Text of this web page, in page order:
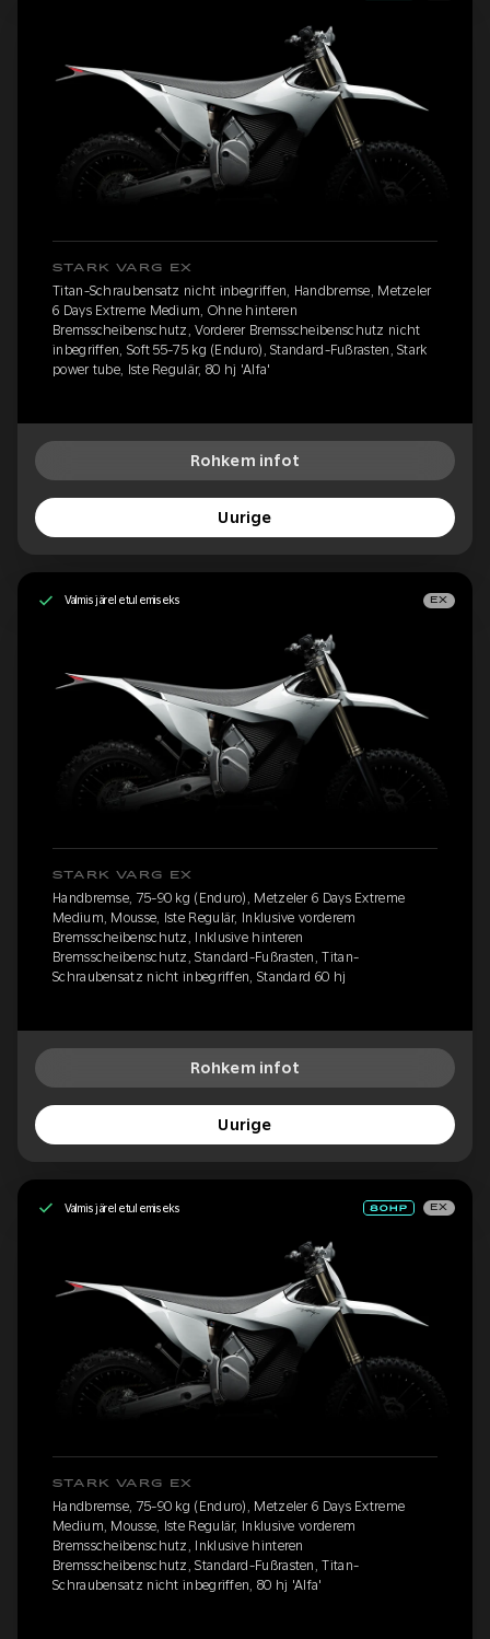
STARK VARG EX
Titan-Schraubensatz nicht inbegriffen, Handbremse, Metzeler
6 Days Extreme Medium, Ohne hinteren
Bremsscheibenschutz, Vorderer Bremsscheibenschutz nicht
inbegriffen, Soft 55-75 kg (Enduro), Standard-Fußrasten, Stark
power tube, Iste Regulär, 80 hj 'Alfa'
Rohkem infot
Uurige
Valmis järeletulemiseks EX
STARK VARG EX
Handbremse, 75-90 kg (Enduro), Metzeler 6 Days Extreme
Medium, Mousse, Iste Regulär, Inklusive vorderem
Bremsscheibenschutz, Inklusive hinteren
Bremsscheibenschutz, Standard-Fußrasten, Titan-
Schraubensatz nicht inbegriffen, Standard 60 hj
Rohkem infot
Uurige
Valmis järeletulemiseks EX
STARK VARG EX
Handbremse, 75-90 kg (Enduro), Metzeler 6 Days Extreme
Medium, Mousse, Iste Regulär, Inklusive vorderem
Bremsscheibenschutz, Inklusive hinteren
Bremsscheibenschutz, Standard-Fußrasten, Titan-
Schraubensatz nicht inbegriffen, 80 hj 'Alfa'